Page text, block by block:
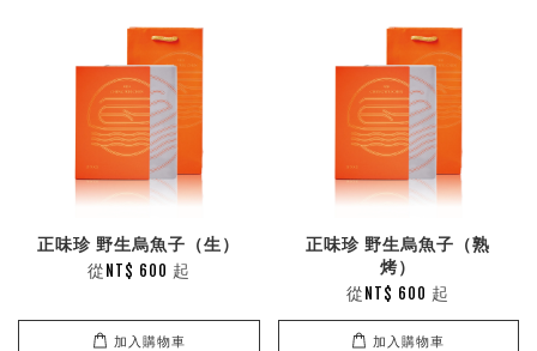
正味珍 野生烏魚子（生）
從 NT$ 600 起
加入購物車
正味珍 野生烏魚子（熟
烤）
從 NT$ 600 起
加入購物車